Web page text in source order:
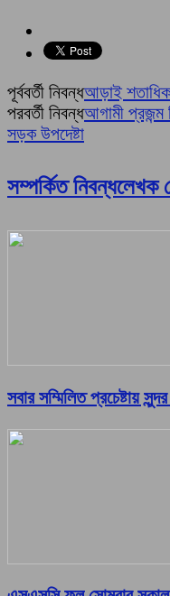
পূর্ববর্তী নিবন্ধআড়াই
পরবর্তী নিবন্ধআগামী প্রজন্ম
সড়ক উপদেষ্টা
সম্পর্কিত নিবন্ধলেখক
সবার সম্মিলিত প্রচেষ্টায়